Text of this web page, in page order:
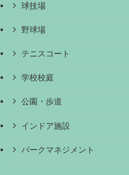
球技場
野球場
テニスコート
学校校庭
公園・歩道
インドア施設
パークマネジメント